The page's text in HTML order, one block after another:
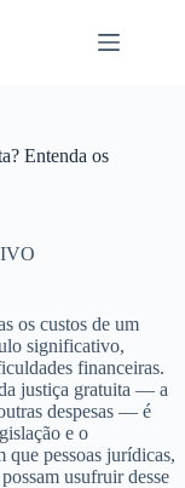
Entenda os
os custos de um
significativo,
financeiras.
justiça gratuita — a
despesas — é
e o
que pessoas jurídicas,
usufruir desse